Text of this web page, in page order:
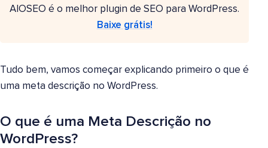
AIOSEO é o melhor plugin de SEO para WordPress.
Baixe grátis!
Tudo bem, vamos começar explicando primeiro o que é
uma meta descrição no WordPress.
O que é uma Meta Descrição no
WordPress?